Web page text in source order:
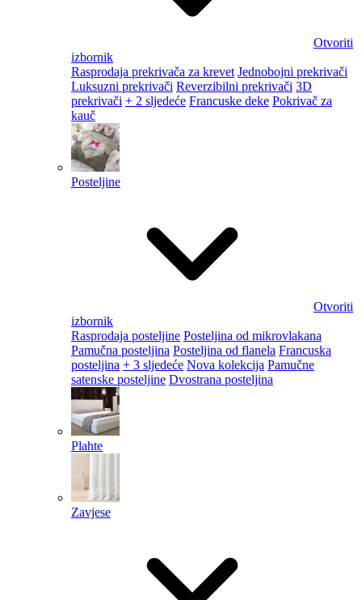
Otvoriti
izbornik
Rasprodaja prekrivača za krevet Jednobojni prekrivači
Luksuzni prekrivači Reverzibilni prekrivači 3D
prekrivači + 2 sljedeće Francuske deke Pokrivač za
kauč
Posteljine
Otvoriti
izbornik
Rasprodaja posteljine Posteljina od mikrovlakana
Pamučna posteljina Posteljina od flanela Francuska
posteljina + 3 sljedeće Nova kolekcija Pamučne
satenske posteljine Dvostrana posteljina
Plahte
Zavjese